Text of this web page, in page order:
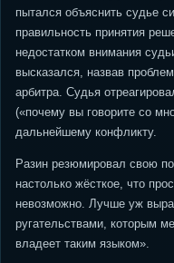
пытался объяснить судье
правильность принятия
недостатком внимания
высказался, назвав
арбитра. Судья
(«почему вы говорите со
дальнейшему конфликту.
Разин резюмировал свою
настолько жёсткое, что
невозможно. Лучше уж
ругательствами, которым
владеет таким языком».